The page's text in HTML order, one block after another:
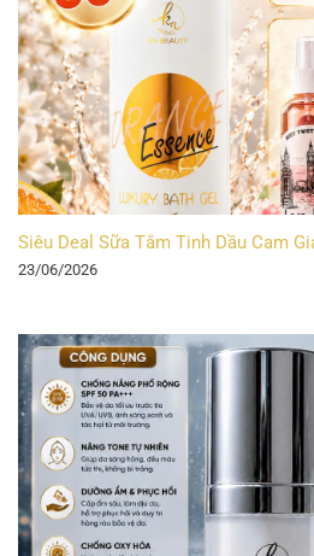
Siêu Deal Sữa Tắm Tinh Dầu Cam
23/06/2026